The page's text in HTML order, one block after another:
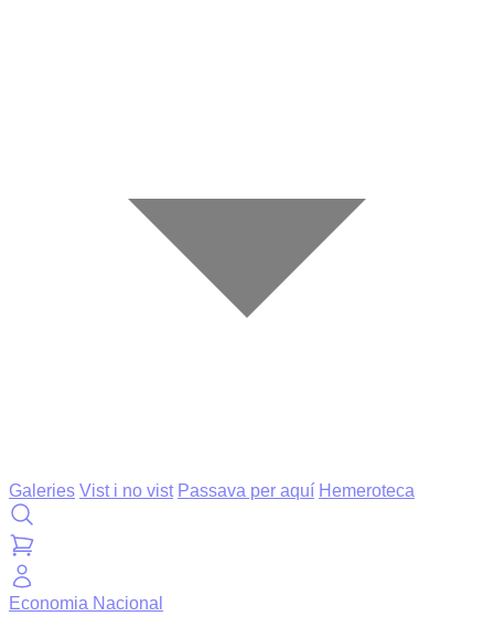
Galeries Vist i no vist Passava per aquí Hemeroteca
Economia Nacional